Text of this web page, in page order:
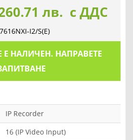
лв. с ДДС
I2/S(E)
Е НАЛИЧЕН. НАПРАВЕТЕ
IP Recorder
16 (IP Video Input)